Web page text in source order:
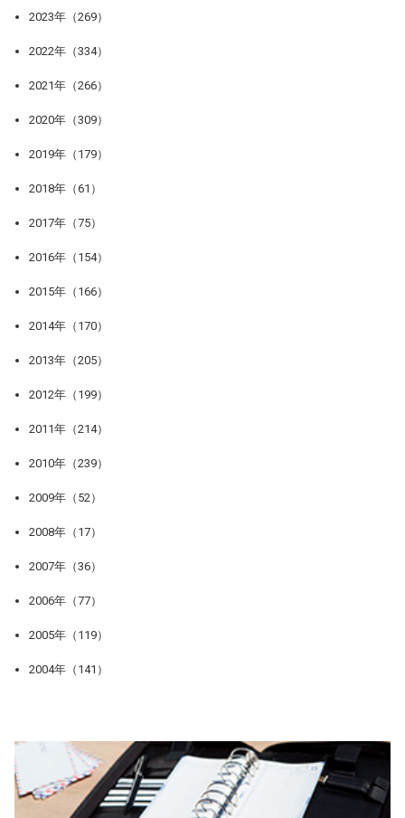
2023年（269）
2022年（334）
2021年（266）
2020年（309）
2019年（179）
2018年（61）
2017年（75）
2016年（154）
2015年（166）
2014年（170）
2013年（205）
2012年（199）
2011年（214）
2010年（239）
2009年（52）
2008年（17）
2007年（36）
2006年（77）
2005年（119）
2004年（141）